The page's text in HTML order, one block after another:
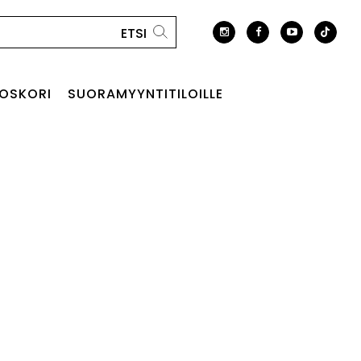
SUORAMYYNTITILOILLE